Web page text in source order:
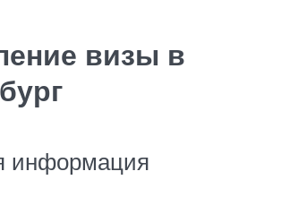
визы в
информация